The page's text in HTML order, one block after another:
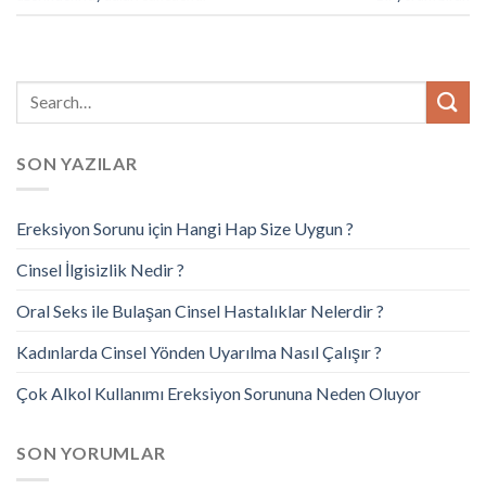
SON YAZILAR
Ereksiyon Sorunu için Hangi Hap Size Uygun ?
Cinsel İlgisizlik Nedir ?
Oral Seks ile Bulaşan Cinsel Hastalıklar Nelerdir ?
Kadınlarda Cinsel Yönden Uyarılma Nasıl Çalışır ?
Çok Alkol Kullanımı Ereksiyon Sorununa Neden Oluyor
SON YORUMLAR